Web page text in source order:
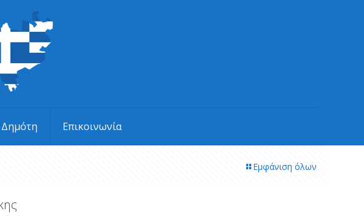
Δημότη Επικοινωνία
Εμφάνιση όλων